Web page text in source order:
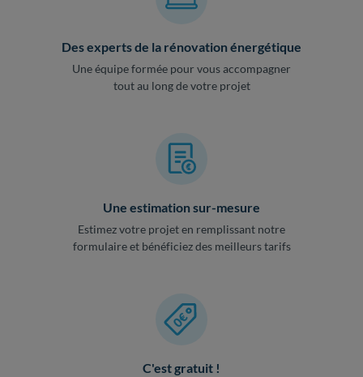
Des experts de la rénovation énergétique
Une équipe formée pour vous accompagner
tout au long de votre projet
Une estimation sur-mesure
Estimez votre projet en remplissant notre
formulaire et bénéficiez des meilleurs tarifs
C'est gratuit !